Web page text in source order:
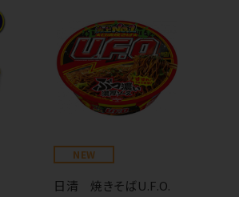
NEW
日清 焼きそばU.F.O.